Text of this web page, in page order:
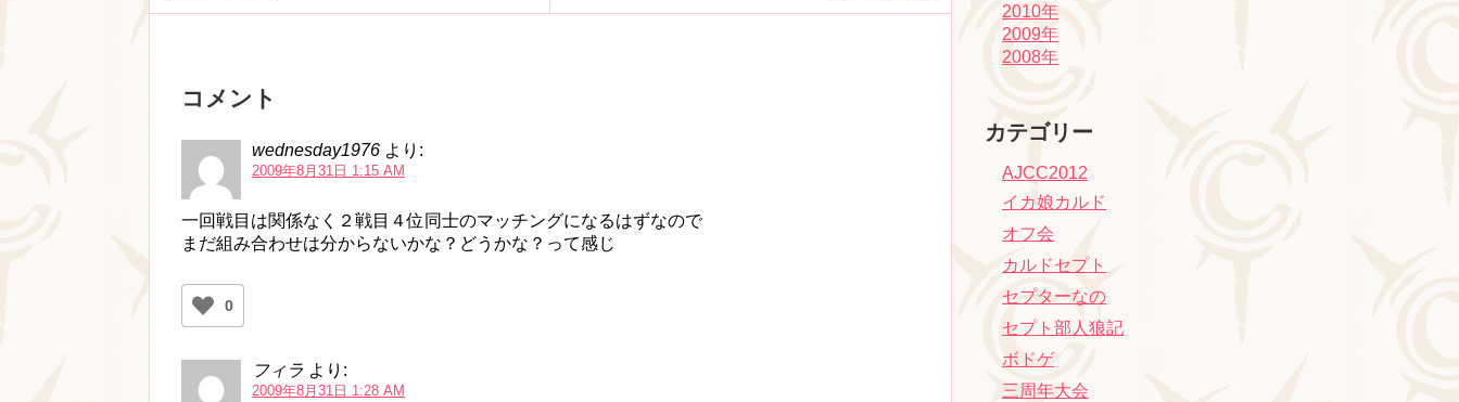
コメント
wednesday1976 より:
2009年8月31日 1:15 AM
一回戦目は関係なく２戦目４位同士のマッチングになるはずなので
まだ組み合わせは分からないかな？どうかな？って感じ
0
フィラ より:
2009年8月31日 1:28 AM
2010年
2009年
2008年
カテゴリー
AJCC2012
イカ娘カルド
オフ会
カルドセプト
セプターなの
セプト部人狼記
ボドゲ
三周年大会